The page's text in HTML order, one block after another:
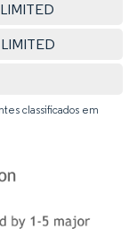
classificados em